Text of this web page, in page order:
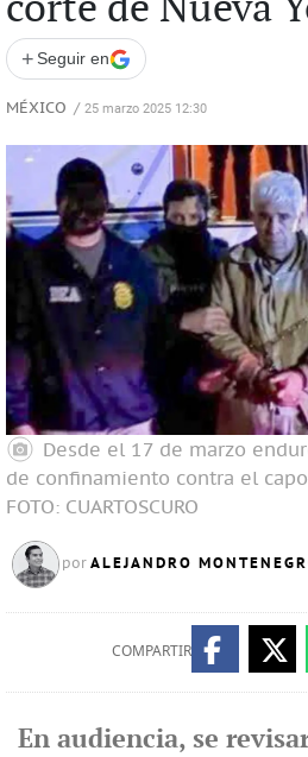
corte de Nueva
+ Seguir en
MÉXICO / 25 marzo 2025 12:30
Desde el 17 de marzo
de confinamiento contra el
FOTO: CUARTOSCURO
por ALEJANDRO
COMPARTIR
En audiencia, se